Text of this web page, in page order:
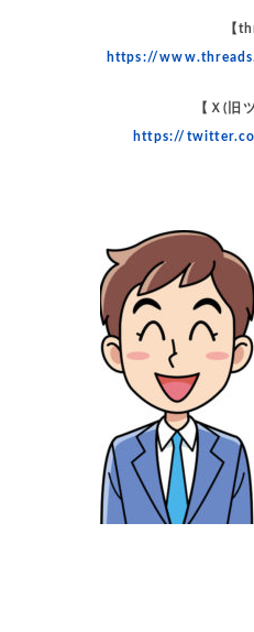
【
https://
【Ｘ(旧
https://